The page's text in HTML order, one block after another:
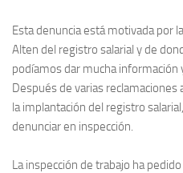
Esta denuncia está motivada por
Alten del registro salarial y de
podíamos dar mucha información
Después de varias
la implantación del registro
denunciar en inspección.
La inspección de trabajo ha